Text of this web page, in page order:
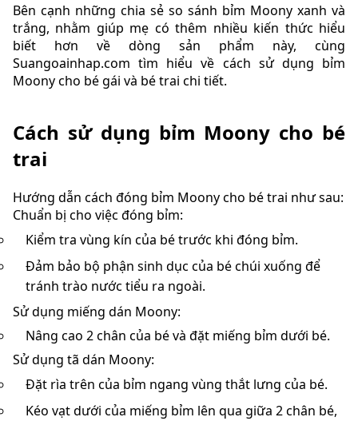
Bên cạnh những chia sẻ so sánh bỉm Moony xanh và
trắng, nhằm giúp mẹ có thêm nhiều kiến thức hiểu
biết hơn về dòng sản phẩm này, cùng
Suangoainhap.com tìm hiểu về cách sử dụng bỉm
Moony cho bé gái và bé trai chi tiết.
Cách sử dụng bỉm Moony cho bé
trai
Hướng dẫn cách đóng bỉm Moony cho bé trai như sau:
Chuẩn bị cho việc đóng bỉm:
Kiểm tra vùng kín của bé trước khi đóng bỉm.
Đảm bảo bộ phận sinh dục của bé chúi xuống để
tránh trào nước tiểu ra ngoài.
Sử dụng miếng dán Moony:
Nâng cao 2 chân của bé và đặt miếng bỉm dưới bé.
Sử dụng tã dán Moony:
Đặt rìa trên của bỉm ngang vùng thắt lưng của bé.
Kéo vạt dưới của miếng bỉm lên qua giữa 2 chân bé,